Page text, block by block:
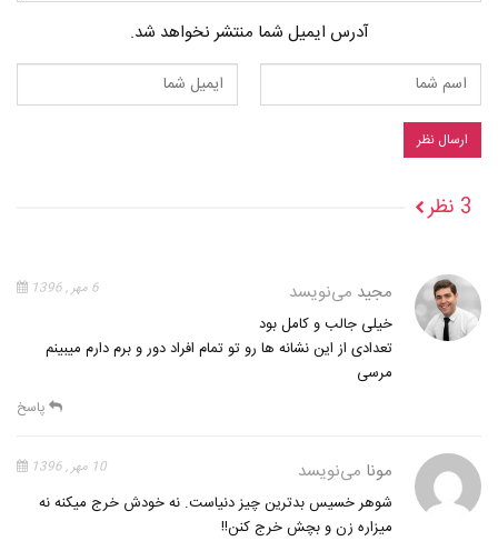
آدرس ایمیل شما منتشر نخواهد شد.
3 نظر
مجید می‌نویسد 6 مهر , 1396
خیلی جالب و کامل بود
تعدادی از این نشانه ها رو تو تمام افراد دور و برم دارم میبینم
مرسی
پاسخ
مونا می‌نویسد 10 مهر , 1396
شوهر خسیس بدترین چیز دنیاست. نه خودش خرج میکنه نه
میزاره زن و بچش خرج کنن!!